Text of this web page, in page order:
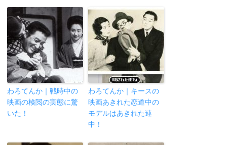
わろてんか｜戦時中の
映画の検閲の実態に驚
いた！
わろてんか｜キースの
映画あきれた恋道中の
モデルはあきれた連
中！